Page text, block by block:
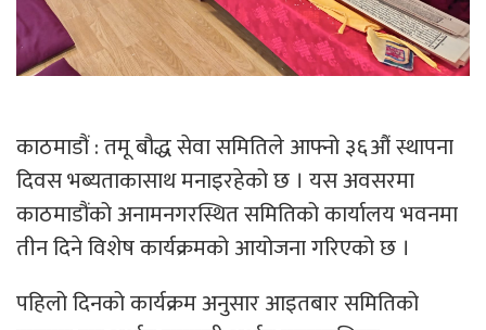
काठमाडौं : तमू बौद्ध सेवा समितिले आफ्नो ३६औं स्थापना
दिवस भब्यताकासाथ मनाइरहेको छ । यस अवसरमा
काठमाडौंको अनामनगरस्थित समितिको कार्यालय भवनमा
तीन दिने विशेष कार्यक्रमको आयोजना गरिएको छ ।
पहिलो दिनको कार्यक्रम अनुसार आइतबार समितिको